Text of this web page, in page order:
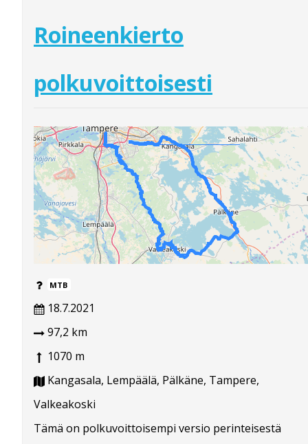
Roineenkierto
polkuvoittoisesti
MTB
18.7.2021
97,2 km
1070 m
Kangasala, Lempäälä, Pälkäne, Tampere,
Valkeakoski
Tämä on polkuvoittoisempi versio perinteisestä